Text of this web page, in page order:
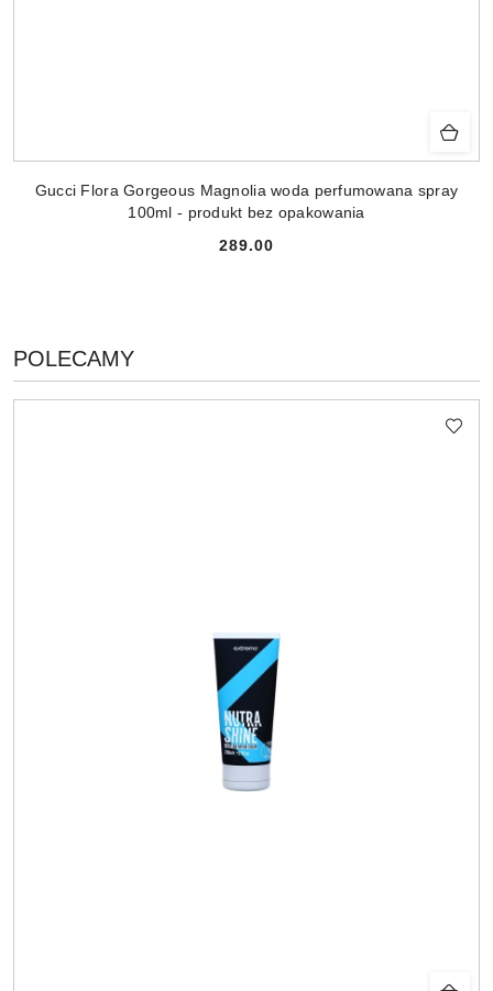
Gucci Flora Gorgeous Magnolia woda perfumowana spray
100ml - produkt bez opakowania
Cena:
289.00
Pomiń karuzelę produktów
PRODUKTY
O
POLECAMY